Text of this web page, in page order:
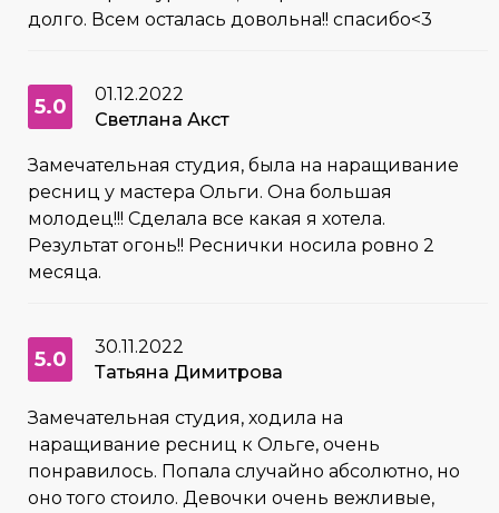
долго. Всем осталась довольна!! спасибо<3
5.0
01.12.2022
Светлана Акст
Замечательная студия, была на наращивание
ресниц у мастера Ольги. Она большая
молодец!!! Сделала все какая я хотела.
Результат огонь!! Реснички носила ровно 2
месяца.
5.0
30.11.2022
Татьяна Димитрова
Замечательная студия, ходила на
наращивание ресниц к Ольге, очень
понравилось. Попала случайно абсолютно, но
оно того стоило. Девочки очень вежливые,